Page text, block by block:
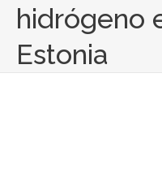
hidrógeno
Estonia